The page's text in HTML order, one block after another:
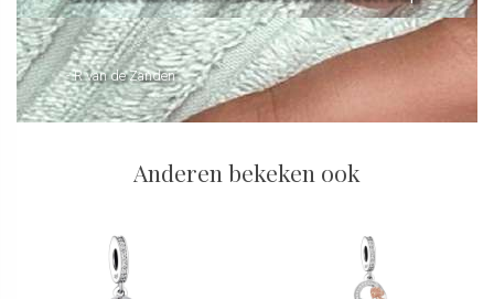
- R van de Zanden
Anderen bekeken ook